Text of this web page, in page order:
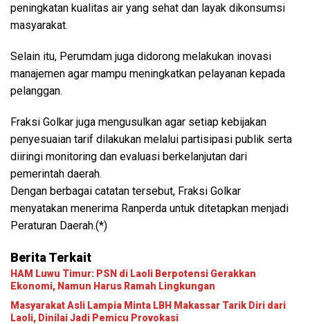
peningkatan kualitas air yang sehat dan layak dikonsumsi
masyarakat.
Selain itu, Perumdam juga didorong melakukan inovasi
manajemen agar mampu meningkatkan pelayanan kepada
pelanggan.
Fraksi Golkar juga mengusulkan agar setiap kebijakan
penyesuaian tarif dilakukan melalui partisipasi publik serta
diiringi monitoring dan evaluasi berkelanjutan dari
pemerintah daerah.
Dengan berbagai catatan tersebut, Fraksi Golkar
menyatakan menerima Ranperda untuk ditetapkan menjadi
Peraturan Daerah.(*)
Berita Terkait
HAM Luwu Timur: PSN di Laoli Berpotensi Gerakkan
Ekonomi, Namun Harus Ramah Lingkungan
Masyarakat Asli Lampia Minta LBH Makassar Tarik Diri dari
Laoli, Dinilai Jadi Pemicu Provokasi